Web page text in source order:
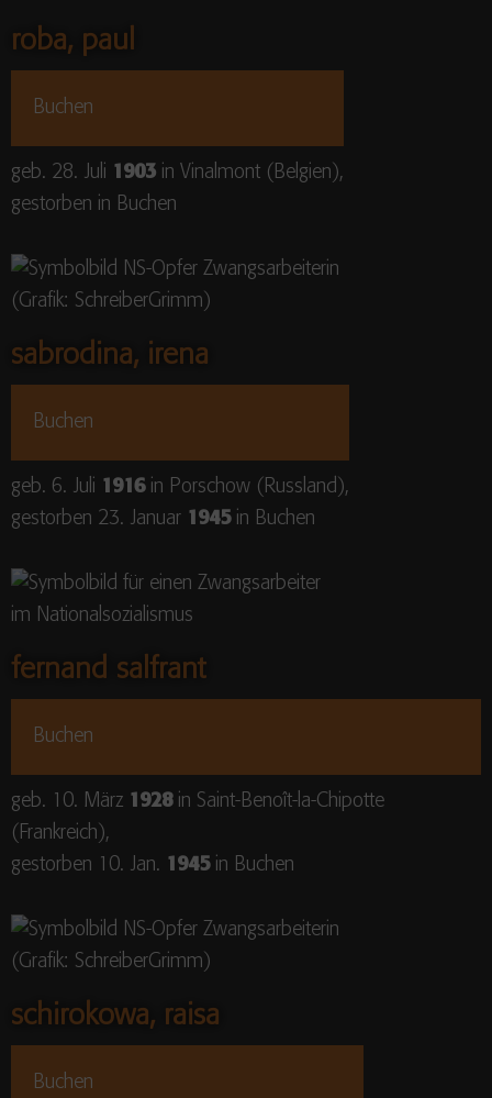
roba, paul
Buchen
geb. 28. Juli 1903 in Vinalmont (Belgien),
gestorben in Buchen
sabrodina, irena
Buchen
geb. 6. Juli 1916in Porschow (Russland),
gestorben 23. Januar 1945in Buchen
fernand salfrant
Buchen
geb. 10. März 1928in Saint-Benoît-la-Chipotte
(Frankreich),
gestorben 10. Jan. 1945in Buchen
schirokowa, raisa
Buchen